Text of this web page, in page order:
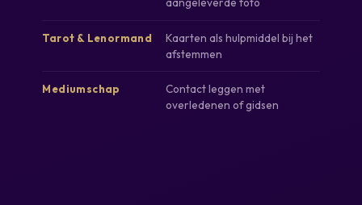
Tarot & Lenormand
Kaarten als hulpmiddel bij het
afstemmen
Mediumschap
Contact leggen met
overledenen of gidsen